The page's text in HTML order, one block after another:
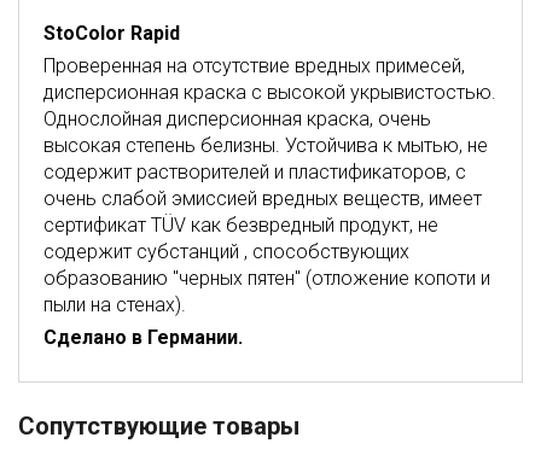
StoColor Rapid
Проверенная на отсутствие вредных примесей,
дисперсионная краска с высокой укрывистостью.
Однослойная дисперсионная краска, очень
высокая степень белизны. Устойчива к мытью, не
содержит растворителей и пластификаторов, с
очень слабой эмиссией вредных веществ, имеет
сертификат TÜV как безвредный продукт, не
содержит субстанций , способствующих
образованию "черных пятен" (отложение копоти и
пыли на стенах).
Сделано в Германии.
Сопутствующие товары